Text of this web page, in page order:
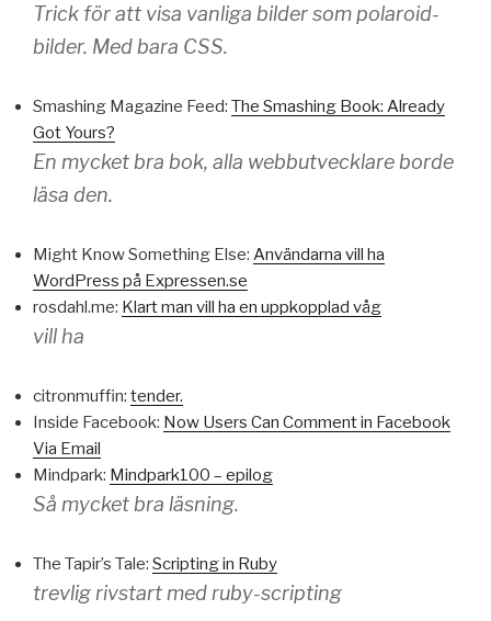
Trick för att visa vanliga bilder som polaroid-
bilder. Med bara CSS.
Smashing Magazine Feed: The Smashing Book: Already
Got Yours?
En mycket bra bok, alla webbutvecklare borde
läsa den.
Might Know Something Else: Användarna vill ha
WordPress på Expressen.se
rosdahl.me: Klart man vill ha en uppkopplad våg
vill ha
citronmuffin: tender.
Inside Facebook: Now Users Can Comment in Facebook
Via Email
Mindpark: Mindpark100 – epilog
Så mycket bra läsning.
The Tapir’s Tale: Scripting in Ruby
trevlig rivstart med ruby-scripting